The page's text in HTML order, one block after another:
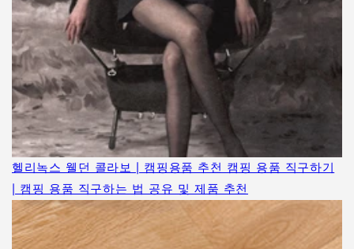
헬리녹스 웰던 콜라보 | 캠핑용품 추천 캠핑 용품 직구하기
| 캠핑 용품 직구하는 법 공유 및 제품 추천